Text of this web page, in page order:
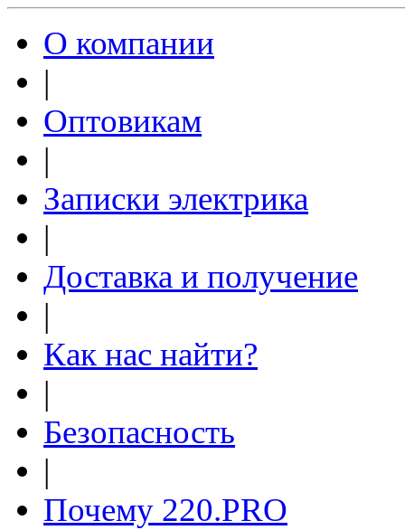
О компании
|
Оптовикам
|
Записки электрика
|
Доставка и получение
|
Как нас найти?
|
Безопасность
|
Почему 220.PRO